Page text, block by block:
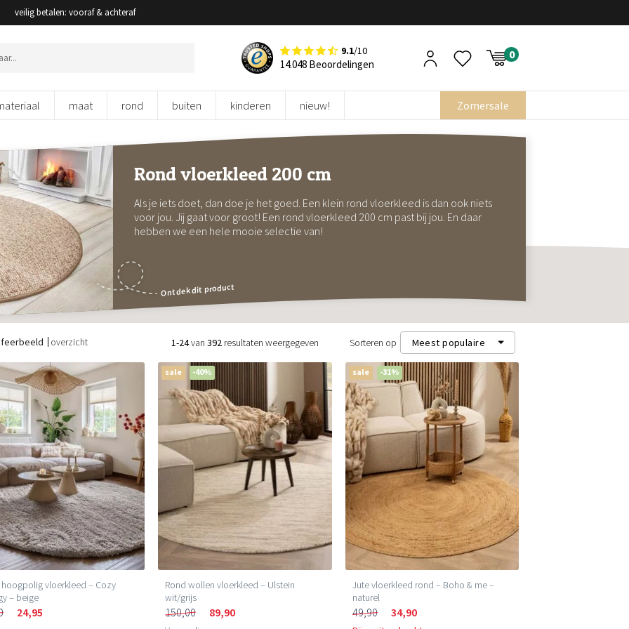
veilig betalen: vooraf & achteraf
9.1/10
14.048 Beoordelingen
maat rond buiten kinderen nieuw! Zomersale
Rond vloerkleed 200 cm
Als je iets doet, dan doe je het goed. Een klein rond vloerkleed is dan ook niets
voor jou. Jij gaat voor groot! Een rond vloerkleed 200 cm past bij jou. En daar
hebben we een hele mooie selectie van!
Ontdek dit product
overzicht 1-24van 392resultaten weergegeven Sorteren op Meest populaire
Meest populaire
Nieuwste
Laagste prijs (m²)
Hoogste prijs (m²)
hoogpolig vloerkleed – Cozy
– beige
24,95
sale -40%
Rond wollen vloerkleed – Ulstein
wit/grijs
150,00 89,90
sale -31%
Jute vloerkleed rond – Boho & me –
naturel
49,90 34,90